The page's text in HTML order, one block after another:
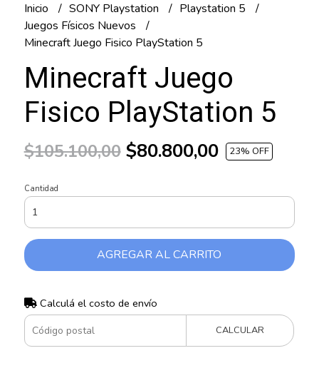
Inicio SONY Playstation
Playstation 5
Juegos Físicos Nuevos
Minecraft Juego Fisico PlayStation 5
Minecraft Juego
Fisico PlayStation 5
$105.100,00$80.800,00 23% OFF
Cantidad
AGREGAR AL CARRITO
Calculá el costo de envío
CALCULAR